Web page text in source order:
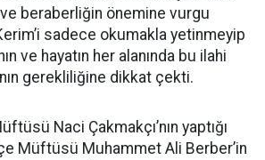
beraberliğin önemine vurgu
sadece okumakla yetinmeyip
ve hayatın her alanında bu ilahi
gerekliliğine dikkat çekti.
Naci Çakmakçı’nın yaptığı
Müftüsü Muhammet Ali Berber’in